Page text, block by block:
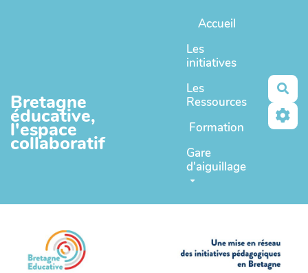
Bretagne
éducative,
l'espace
collaboratif
Accueil
Les
initiatives
Les
Ressources
Formation
Gare
d'aiguillage